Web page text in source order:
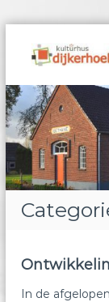
a
a
r
d
i
n
In de